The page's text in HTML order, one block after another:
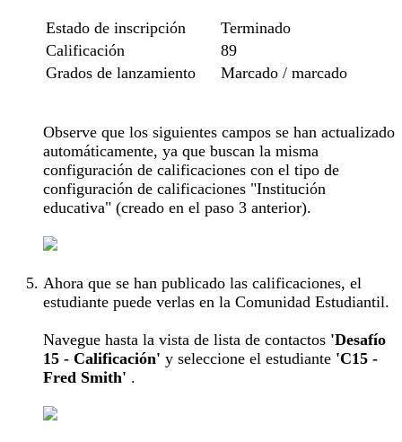
Estado de inscripción
Terminado
Calificación
89
Grados de lanzamiento
Marcado / marcado
Observe que los siguientes campos se han actualizado
automáticamente, ya que buscan la misma
configuración de calificaciones con el tipo de
configuración de calificaciones "Institución
educativa" (creado en el paso 3 anterior).
Ahora que se han publicado las calificaciones, el
estudiante puede verlas en la Comunidad Estudiantil.
Navegue hasta la vista de lista de contactos 'Desafío
15 - Calificación' y seleccione el estudiante 'C15 -
Fred Smith' .